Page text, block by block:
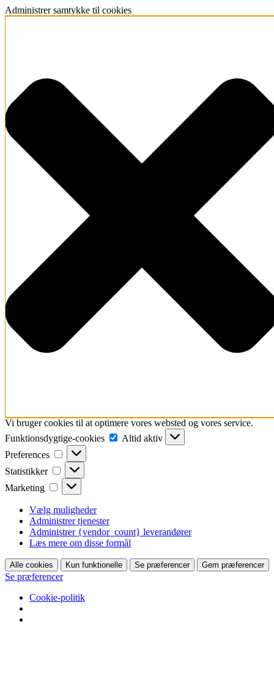
Administrer samtykke til cookies
Vi bruger cookies til at optimere vores websted og vores service.
Funktionsdygtige-cookies
Funktionsdygtige-
cookies
Altid aktiv
Preferences
Preferences
Statistikker Statistikker
Marketing Marketing
Vælg muligheder
Administrer tjenester
Administrer {vendor_count} leverandører
Læs mere om disse formål
Alle cookies Kun funktionelle Se præferencer Gem præferencer
Se præferencer
Cookie-politik